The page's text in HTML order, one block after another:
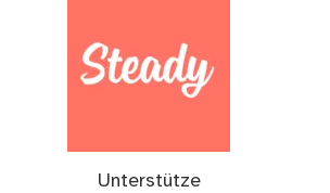
Unterstütze